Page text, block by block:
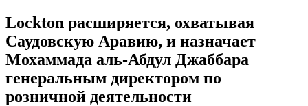
Lockton расширяется, охватывая
Саудовскую Аравию, и назначает
Мохаммада аль-Абдул Джаббара
генеральным директором по
розничной деятельности